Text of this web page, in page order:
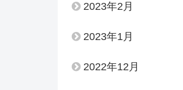
2023年2月
2023年1月
2022年12月